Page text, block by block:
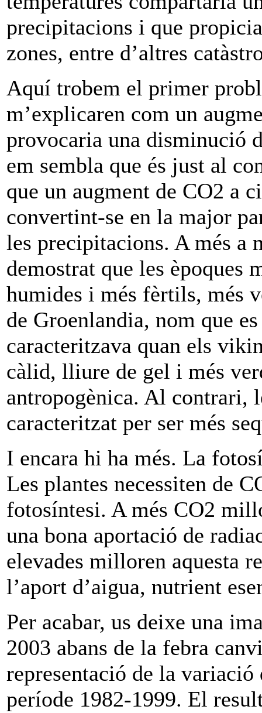
precipitacions i que
zones, entre d’altres
Aquí trobem el primer
m’explicaren com un
provocaria una disminució
em sembla que és just al
que un augment de CO2 a
convertint-se en la major
les precipitacions. A més a
demostrat que les èpoques
humides i més fèrtils, més
de Groenlandia, nom que
caracteritzava quan els
càlid, lliure de gel i més
antropogènica. Al contrari,
caracteritzat per ser més
I encara hi ha més. La
Les plantes necessiten de
fotosíntesi. A més CO2
una bona aportació de
elevades milloren aquesta
l’aport d’aigua, nutrient
Per acabar, us deixe una
2003 abans de la febra
representació de la
període 1982-1999. El